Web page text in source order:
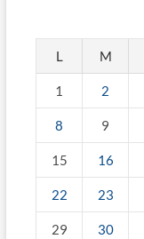
L M
1 2
8 9
15 16
22 23
29 30